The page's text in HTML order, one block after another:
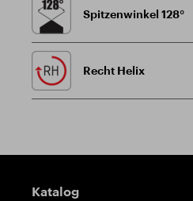
Spitzenwinkel 128°
Recht Helix
Wegweiser
Katalog